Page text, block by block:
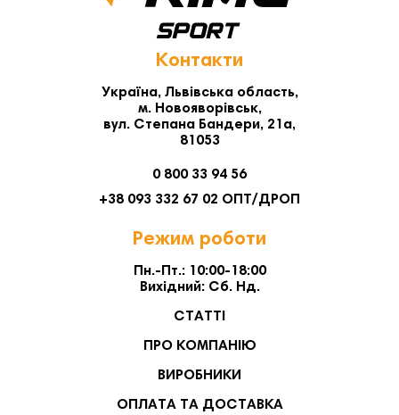
Контакти
Україна, Львівська область,
м. Новояворівськ,
вул. Степана Бандери, 21а,
81053
0 800 33 94 56
+38 093 332 67 02 ОПТ/ДРОП
Режим роботи
Пн.-Пт.: 10:00-18:00
Вихідний: Сб. Нд.
СТАТТІ
ПРО КОМПАНІЮ
ВИРОБНИКИ
ОПЛАТА ТА ДОСТАВКА